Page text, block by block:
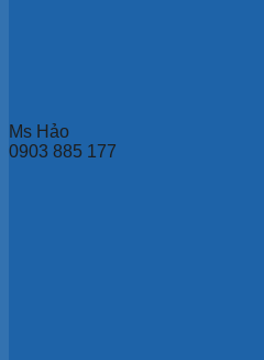
Ms Hảo
0903 885 177